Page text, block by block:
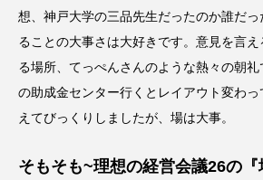
想、神戸大学の三品先生だったのか誰だっ
ることの大事さは大好きです。意見を言え
る場所、てっぺんさんのような熱々の朝
の助成金センター行くとレイアウト変わ
えてびっくりしましたが、場は大事。
そもそも~理想の経営会議26の